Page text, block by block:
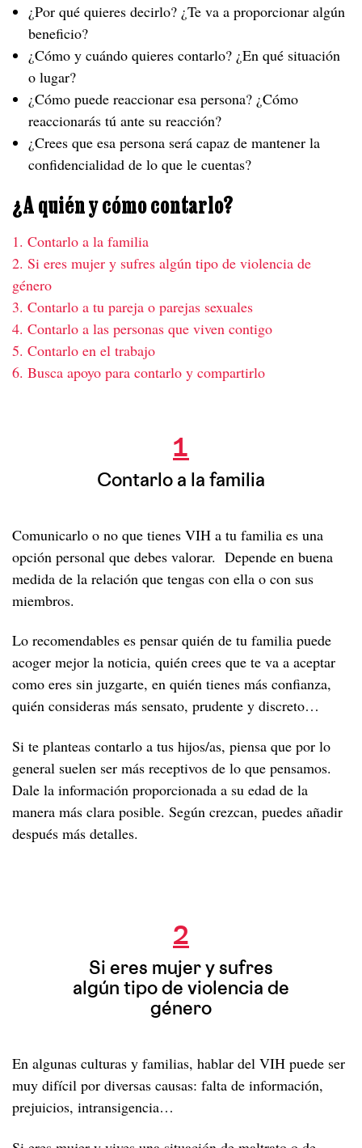
¿Por qué quieres decirlo? ¿Te va a proporcionar algún
beneficio?
¿Cómo y cuándo quieres contarlo? ¿En qué situación
o lugar?
¿Cómo puede reaccionar esa persona? ¿Cómo
reaccionarás tú ante su reacción?
¿Crees que esa persona será capaz de mantener la
confidencialidad de lo que le cuentas?
¿A quién y cómo contarlo?
1. Contarlo a la familia
2. Si eres mujer y sufres algún tipo de violencia de
género
3. Contarlo a tu pareja o parejas sexuales
4. Contarlo a las personas que viven contigo
5. Contarlo en el trabajo
6. Busca apoyo para contarlo y compartirlo
1
Contarlo a la familia
Comunicarlo o no que tienes VIH a tu familia es una
opción personal que debes valorar. Depende en buena
medida de la relación que tengas con ella o con sus
miembros.
Lo recomendables es pensar quién de tu familia puede
acoger mejor la noticia, quién crees que te va a aceptar
como eres sin juzgarte, en quién tienes más confianza,
quién consideras más sensato, prudente y discreto…
Si te planteas contarlo a tus hijos/as, piensa que por lo
general suelen ser más receptivos de lo que pensamos.
Dale la información proporcionada a su edad de la
manera más clara posible. Según crezcan, puedes añadir
después más detalles.
2
Si eres mujer y sufres
algún tipo de violencia de
género
En algunas culturas y familias, hablar del VIH puede ser
muy difícil por diversas causas: falta de información,
prejuicios, intransigencia…